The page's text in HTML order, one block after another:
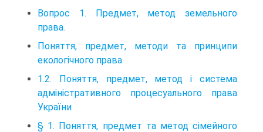
Вопрос 1. Предмет, метод земельного
права.
Поняття, предмет, методи та принципи
екологічного пра­ва
1.2. Поняття, предмет, метод і система
адміністративного процесуального права
України
§ 1. Поняття, предмет та метод сімейного